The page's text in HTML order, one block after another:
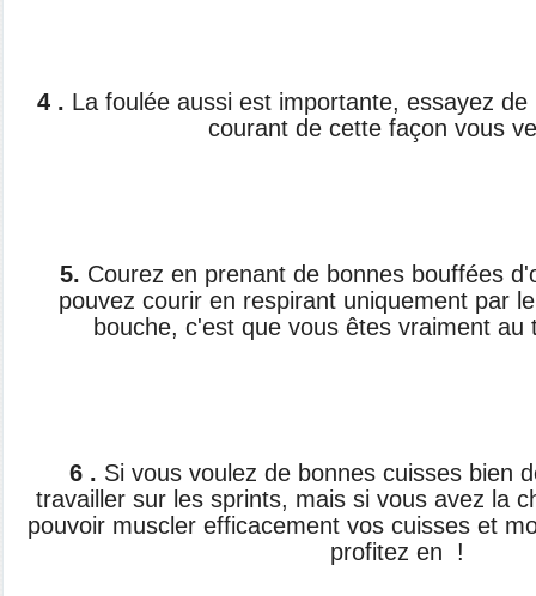
4 . La foulée aussi est importante, essayez
courant de cette façon vous
5. Courez en prenant de bonnes bouffées
pouvez courir en respirant uniquement par
bouche, c'est que vous êtes vraiment au
6 . Si vous voulez de bonnes cuisses bien
travailler sur les sprints, mais si vous avez la
pouvoir muscler efficacement vos cuisses et
profitez en !